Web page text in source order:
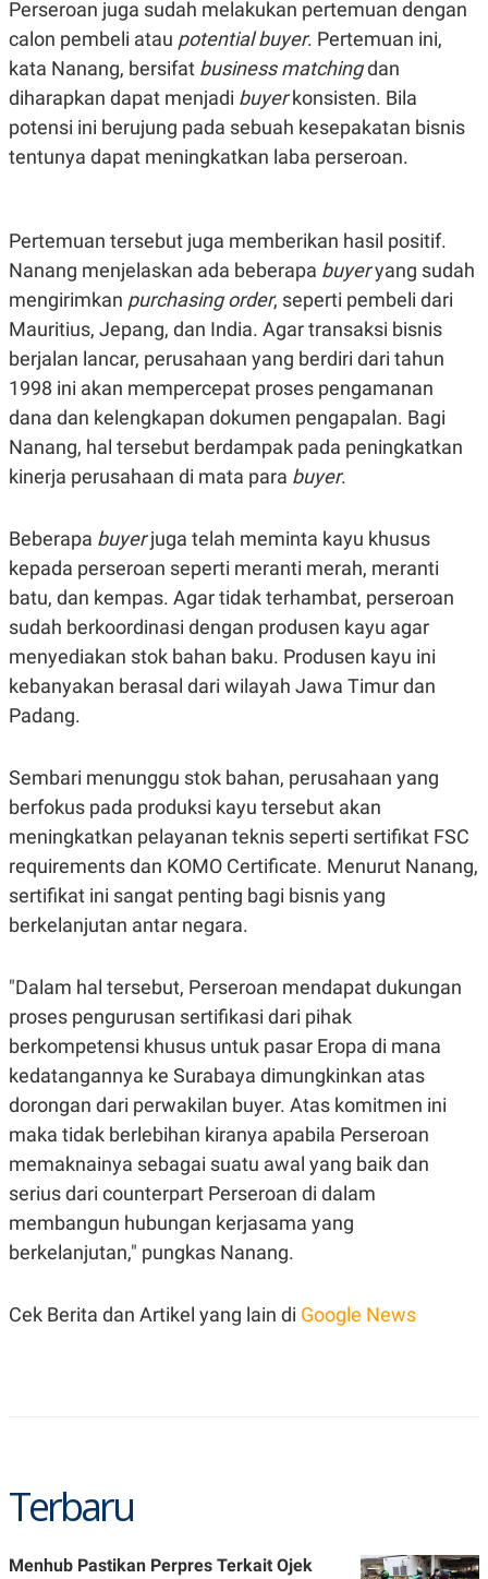
C
A
D
M
Y
L
E
A
E
.
D
L
A
A
N
C
E
A
K
K
J
E
M
I
T
N
E
P
A
E
A
D
V
R
S
I
N
G
G
E
D
A
D
SITEMAP PROFILE
TERM
OF
USE
PEDOMAN
PEMBERITAAN
POLICY
Perseroan juga sudah melakukan pertemuan dengan
calon pembeli atau potential buyer. Pertemuan ini,
kata Nanang, bersifat business matchingdan
diharapkan dapat menjadi buyerkonsisten. Bila
potensi ini berujung pada sebuah kesepakatan bisnis
tentunya dapat meningkatkan laba perseroan.
Pertemuan tersebut juga memberikan hasil positif.
Nanang menjelaskan ada beberapa buyeryang sudah
mengirimkan purchasing order, seperti pembeli dari
Mauritius, Jepang, dan India. Agar transaksi bisnis
berjalan lancar, perusahaan yang berdiri dari tahun
1998 ini akan mempercepat proses pengamanan
dana dan kelengkapan dokumen pengapalan. Bagi
Nanang, hal tersebut berdampak pada peningkatkan
kinerja perusahaan di mata para buyer.
Beberapa buyerjuga telah meminta kayu khusus
kepada perseroan seperti meranti merah, meranti
batu, dan kempas. Agar tidak terhambat, perseroan
sudah berkoordinasi dengan produsen kayu agar
menyediakan stok bahan baku. Produsen kayu ini
kebanyakan berasal dari wilayah Jawa Timur dan
Padang.
Sembari menunggu stok bahan, perusahaan yang
berfokus pada produksi kayu tersebut akan
meningkatkan pelayanan teknis seperti sertifikat FSC
requirements dan KOMO Certificate. Menurut Nanang,
sertifikat ini sangat penting bagi bisnis yang
berkelanjutan antar negara.
"Dalam hal tersebut, Perseroan mendapat dukungan
proses pengurusan sertifikasi dari pihak
berkompetensi khusus untuk pasar Eropa di mana
kedatangannya ke Surabaya dimungkinkan atas
dorongan dari perwakilan buyer. Atas komitmen ini
maka tidak berlebihan kiranya apabila Perseroan
memaknainya sebagai suatu awal yang baik dan
serius dari counterpart Perseroan di dalam
membangun hubungan kerjasama yang
berkelanjutan," pungkas Nanang.
Cek Berita dan Artikel yang lain di Google News
Terbaru
Menhub Pastikan Perpres Terkait Ojek